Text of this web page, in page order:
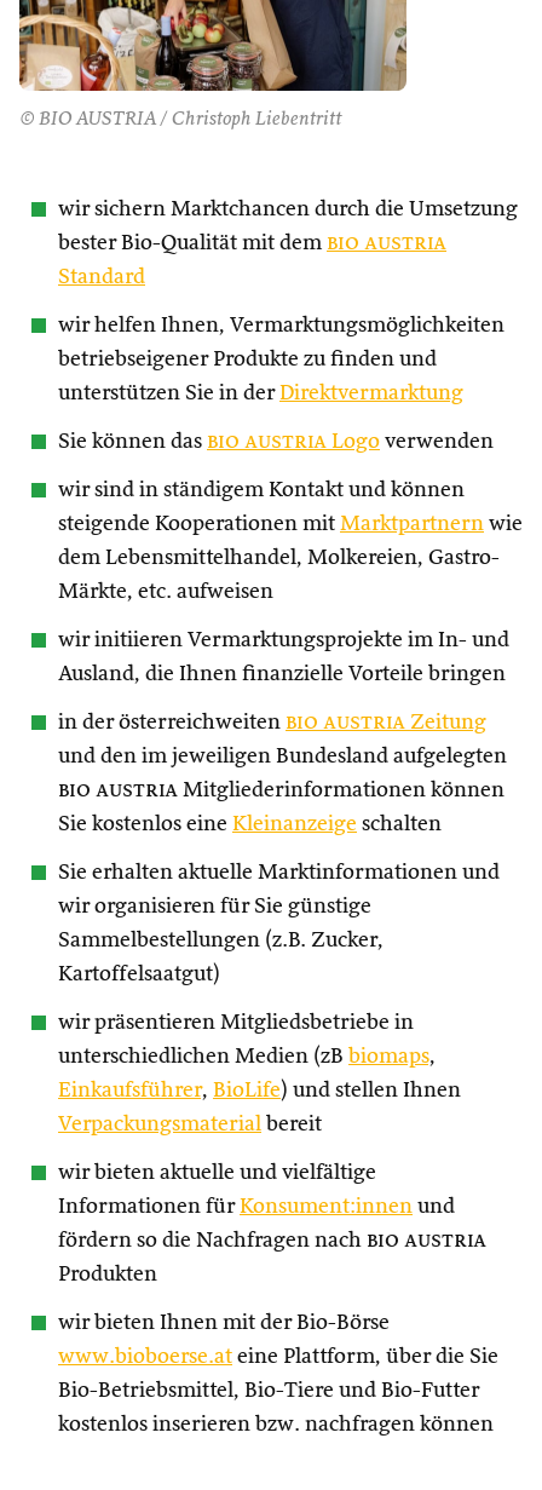
© BIO AUSTRIA / Christoph Liebentritt
wir sichern Marktchancen durch die Umsetzung
bester Bio-Qualität mit dem bio austria
Standard
wir helfen Ihnen, Vermarktungsmöglichkeiten
betriebseigener Produkte zu finden und
unterstützen Sie in derDirektvermarktung
Sie können das bio austria Logo verwenden
wir sind in ständigem Kontakt und können
steigende Kooperationen mit Marktpartnern wie
dem Lebensmittelhandel, Molkereien, Gastro-
Märkte, etc. aufweisen
wir initiieren Vermarktungsprojekte im In- und
Ausland, die Ihnen finanzielle Vorteile bringen
in der österreichweiten bio austria Zeitung
und den im jeweiligen Bundesland aufgelegten
bio austria Mitgliederinformationen können
Sie kostenlos eine Kleinanzeige schalten
Sie erhalten aktuelle Marktinformationen und
wir organisieren für Sie günstige
Sammelbestellungen (z.B. Zucker,
Kartoffelsaatgut)
wir präsentieren Mitgliedsbetriebe in
unterschiedlichen Medien (zB biomaps,
Einkaufsführer, BioLife) und stellen Ihnen
Verpackungsmaterial bereit
wir bieten aktuelle und vielfältige
Informationen fürKonsument:innen und
fördern so die Nachfragen nach bio austria
Produkten
wir bieten Ihnen mit der Bio-Börse
www.bioboerse.at eine Plattform, über die Sie
Bio-Betriebsmittel, Bio-Tiere und Bio-Futter
kostenlos inserieren bzw. nachfragen können